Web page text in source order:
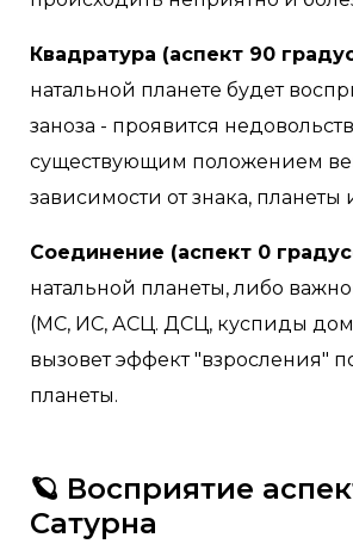
Квадратура (аспект 90
натальной планете будет
заноза - проявится
существующим положением
зависимости от знака, планеты
Соединение (аспект 0
натальной планеты, либо
(МС, ИС, АСЦ. ДСЦ, куспиды
вызовет эффект "взросления"
планеты.
🪐 Восприятие
Сатурна